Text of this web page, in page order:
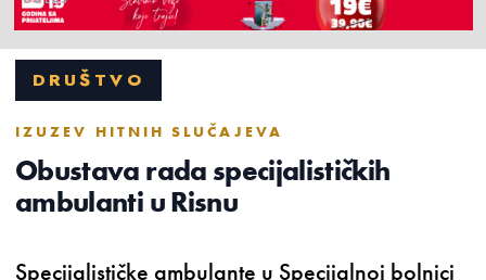
DRUŠTVO
IZUZEV HITNIH SLUČAJEVA
Obustava rada specijalističkih
ambulanti u Risnu
Specijalističke ambulante u Specijalnoj bolnici